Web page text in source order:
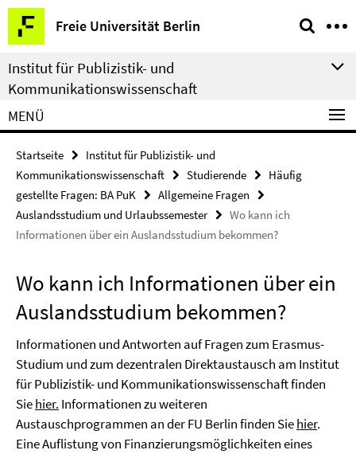
Springe
direkt
zu
Inhalt
Freie Universität Berlin
Service-
Navigation
Institut für Publizistik- und
Kommunikationswissenschaft
MENÜ
Startseite
Institut für Publizistik- und
Kommunikationswissenschaft
Studierende
Häufig
gestellte Fragen: BA PuK
Allgemeine Fragen
Auslandsstudium und Urlaubssemester
Wo kann ich
Informationen über ein Auslandsstudium bekommen?
Wo kann ich Informationen über ein
Auslandsstudium bekommen?
Informationen und Antworten auf Fragen zum Erasmus-
Studium und zum dezentralen Direktaustausch am Institut
für Publizistik- und Kommunikationswissenschaft finden
Siehier. Informationen zu weiteren
Austauschprogrammen an der FU Berlin finden Siehier.
Eine Auflistung von Finanzierungsmöglichkeiten eines